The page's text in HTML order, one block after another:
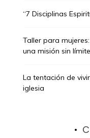
“7 Disciplinas
Taller para
una misión sin
La tentación de
iglesia